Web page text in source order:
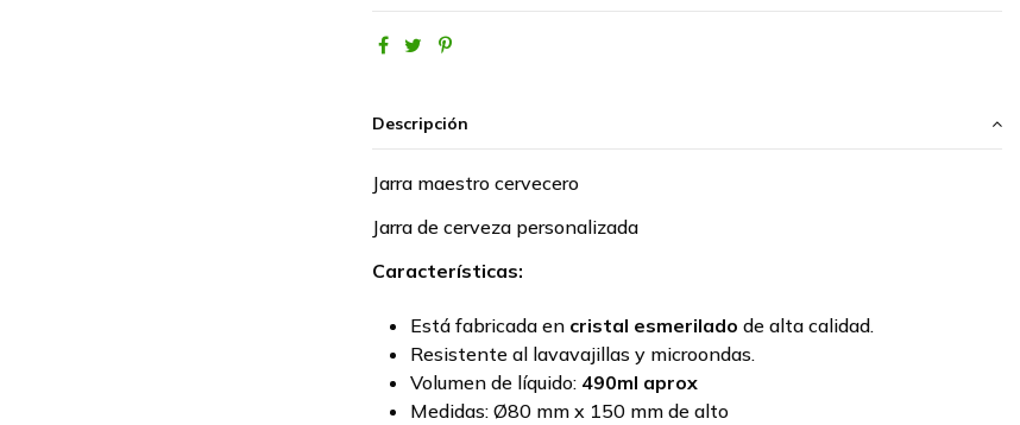
Descripción
Jarra maestro cervecero
Jarra de cerveza personalizada
Características:
Está fabricada en cristal esmerilado de alta calidad.
Resistente al lavavajillas y microondas.
Volumen de líquido: 490ml aprox
Medidas: Ø80 mm x 150 mm de alto